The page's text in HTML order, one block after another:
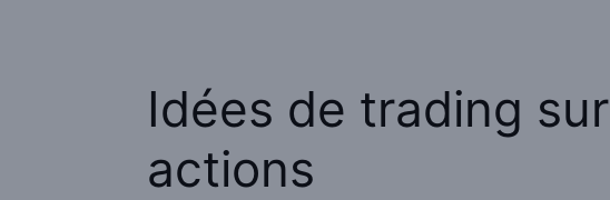
Idées de trading sur
actions